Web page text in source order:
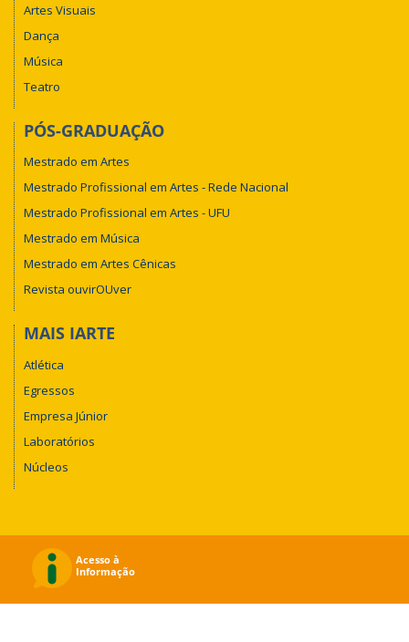
Artes Visuais
Dança
Música
Teatro
PÓS-GRADUAÇÃO
Mestrado em Artes
Mestrado Profissional em Artes - Rede Nacional
Mestrado Profissional em Artes - UFU
Mestrado em Música
Mestrado em Artes Cênicas
Revista ouvirOUver
MAIS IARTE
Atlética
Egressos
Empresa Júnior
Laboratórios
Núcleos